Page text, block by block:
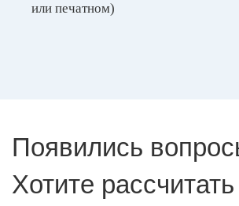
или печатном)
Появились
Хотите рассчитать